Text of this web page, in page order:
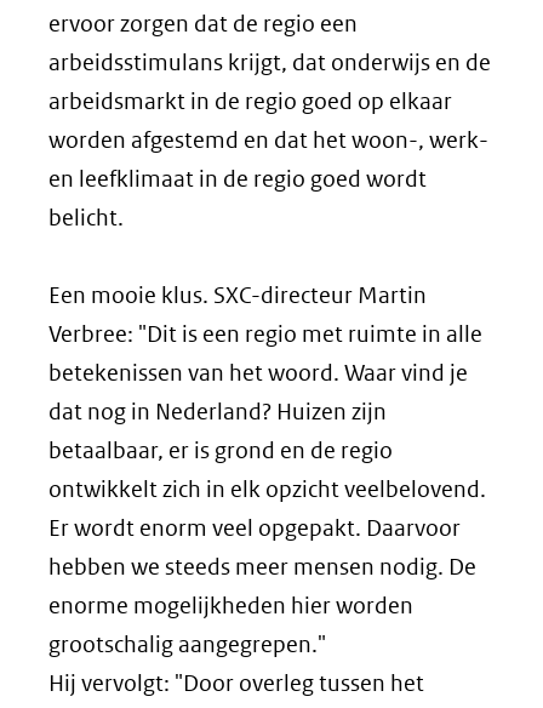
ervoor zorgen dat de regio een
arbeidsstimulans krijgt, dat onderwijs en de
arbeidsmarkt in de regio goed op elkaar
worden afgestemd en dat het woon-, werk-
en leefklimaat in de regio goed wordt
belicht.
Een mooie klus. SXC-directeur Martin
Verbree: "Dit is een regio met ruimte in alle
betekenissen van het woord. Waar vind je
dat nog in Nederland? Huizen zijn
betaalbaar, er is grond en de regio
ontwikkelt zich in elk opzicht veelbelovend.
Er wordt enorm veel opgepakt. Daarvoor
hebben we steeds meer mensen nodig. De
enorme mogelijkheden hier worden
grootschalig aangegrepen."
Hij vervolgt: "Door overleg tussen het